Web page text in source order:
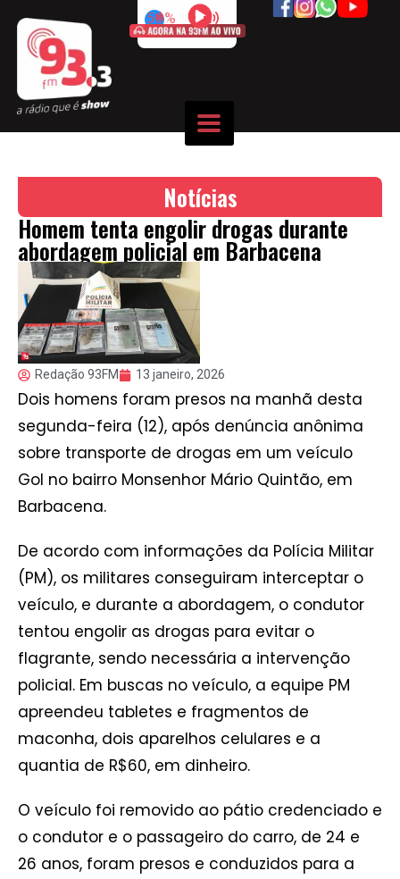
50%
Notícias
Homem tenta engolir drogas durante
abordagem policial em Barbacena
Redação 93FM 13 janeiro, 2026
Dois homens foram presos na manhã desta
segunda-feira (12), após denúncia anônima
sobre transporte de drogas em um veículo
Gol no bairro Monsenhor Mário Quintão, em
Barbacena.
De acordo com informações da Polícia Militar
(PM), os militares conseguiram interceptar o
veículo, e durante a abordagem, o condutor
tentou engolir as drogas para evitar o
flagrante, sendo necessária a intervenção
policial. Em buscas no veículo, a equipe PM
apreendeu tabletes e fragmentos de
maconha, dois aparelhos celulares e a
quantia de R$60, em dinheiro.
O veículo foi removido ao pátio credenciado e
o condutor e o passageiro do carro, de 24 e
26 anos, foram presos e conduzidos para a